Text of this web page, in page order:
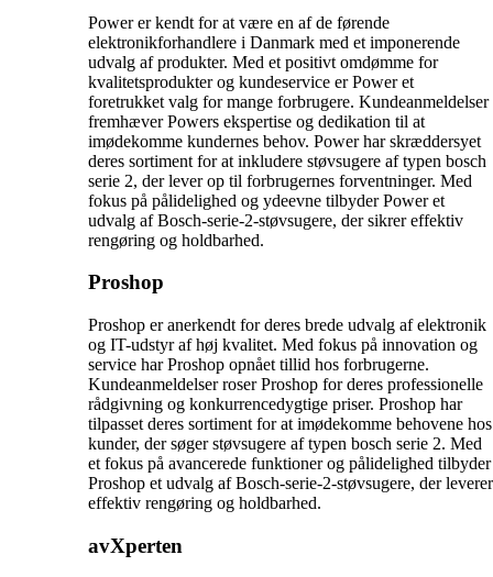
Power er kendt for at være en af de førende
elektronikforhandlere i Danmark med et imponerende
udvalg af produkter. Med et positivt omdømme for
kvalitetsprodukter og kundeservice er Power et
foretrukket valg for mange forbrugere. Kundeanmeldelser
fremhæver Powers ekspertise og dedikation til at
imødekomme kundernes behov. Power har skræddersyet
deres sortiment for at inkludere støvsugere af typen bosch
serie 2, der lever op til forbrugernes forventninger. Med
fokus på pålidelighed og ydeevne tilbyder Power et
udvalg af Bosch-serie-2-støvsugere, der sikrer effektiv
rengøring og holdbarhed.
Proshop
Proshop er anerkendt for deres brede udvalg af elektronik
og IT-udstyr af høj kvalitet. Med fokus på innovation og
service har Proshop opnået tillid hos forbrugerne.
Kundeanmeldelser roser Proshop for deres professionelle
rådgivning og konkurrencedygtige priser. Proshop har
tilpasset deres sortiment for at imødekomme behovene hos
kunder, der søger støvsugere af typen bosch serie 2. Med
et fokus på avancerede funktioner og pålidelighed tilbyder
Proshop et udvalg af Bosch-serie-2-støvsugere, der leverer
effektiv rengøring og holdbarhed.
avXperten